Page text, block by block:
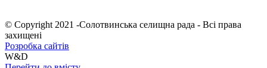
© Copyright 2021 -Солотвинська селищна рада - Всі права
захищені
Розробка сайтів
W&D